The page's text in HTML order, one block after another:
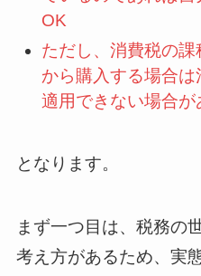
OK
ただし、消費税の
から購入する場合
適用できない場合が
となります。
まず一つ目は、税務の
考え方があるため、実